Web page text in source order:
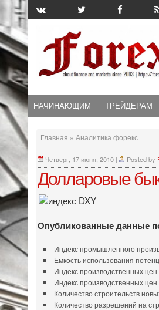
НАЧИНАЮЩИМ ТРЕЙДЕРАМ
Главная » Аналитика форекс
Четверг, 17 июня, 2010 | Posted by
Долларовые
Опубликованные данные
Индекс промышленного
Емкость использования
Индекс производственных
Индекс производственных
Количество строительств
Количество разрешений на